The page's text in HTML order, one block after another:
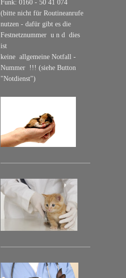
Funk: 0160 - 50 41 074
(bitte nicht für Routineanrufe
nutzen - dafür gibt es die
Festnetznummer u n d dies
ist
keine allgemeine Notfall -
Nummer !!! (siehe Button
"Notdienst")